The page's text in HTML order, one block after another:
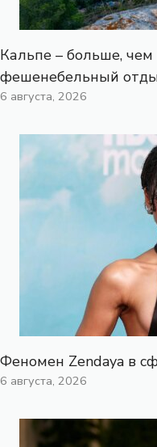
Кальпе – больше,
фешенебельный
6 августа, 2026
Феномен Zendaya в
6 августа, 2026